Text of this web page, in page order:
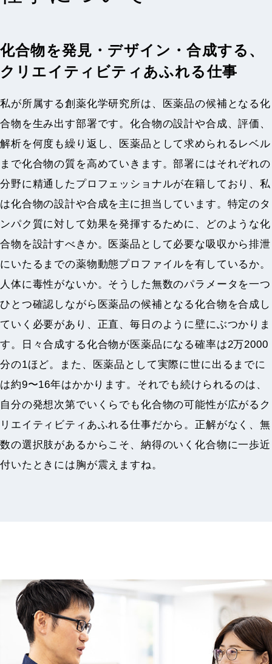
化合物を発見・デザイン・合成する、
クリエイティビティあふれる仕事
私が所属する創薬化学研究所は、医薬品の候補となる化
合物を生み出す部署です。化合物の設計や合成、評価、
解析を何度も繰り返し、医薬品として求められるレベル
まで化合物の質を高めていきます。部署にはそれぞれの
分野に精通したプロフェッショナルが在籍しており、私
は化合物の設計や合成を主に担当しています。特定のタ
ンパク質に対して効果を発揮するために、どのような化
合物を設計すべきか。医薬品として必要な吸収から排泄
にいたるまでの薬物動態プロファイルを有しているか。
人体に毒性がないか。そうした無数のパラメータを一つ
ひとつ確認しながら医薬品の候補となる化合物を合成し
ていく必要があり、正直、毎日のように壁にぶつかりま
す。日々合成する化合物が医薬品になる確率は2万2000
分の1ほど。また、医薬品として実際に世に出るまでに
は約9〜16年はかかります。それでも続けられるのは、
自分の発想次第でいくらでも化合物の可能性が広がるク
リエイティビティあふれる仕事だから。正解がなく、無
数の選択肢があるからこそ、納得のいく化合物に一歩近
付いたときには胸が震えますね。